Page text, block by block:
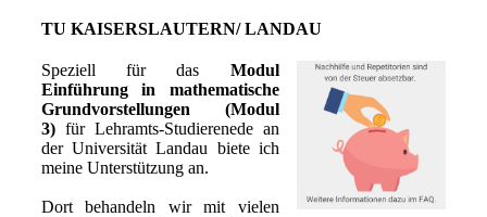
TU KAISERSLAUTERN/ LANDAU
Speziell für das
Modul
Einführung in mathematische
Grundvorstellungen (Modul
3)für Lehramts-Studierenede an
der Universität Landau biete ich
meine Unterstützung an.
Dort behandeln wir mit vielen